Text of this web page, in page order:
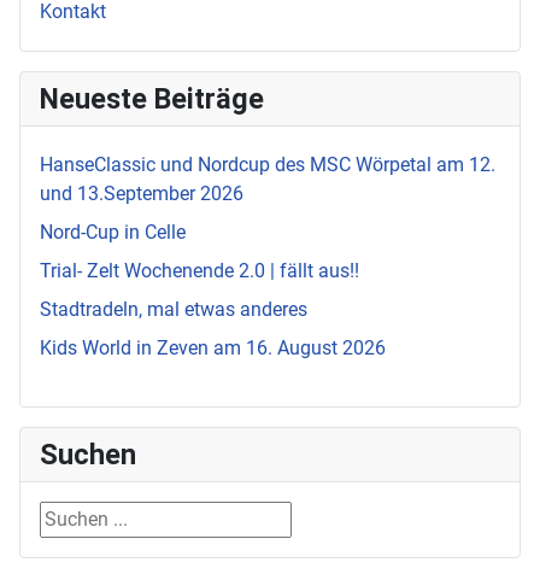
Kontakt
Neueste Beiträge
HanseClassic und Nordcup des MSC Wörpetal am 12.
und 13.September 2026
Nord-Cup in Celle
Trial- Zelt Wochenende 2.0 | fällt aus!!
Stadtradeln, mal etwas anderes
Kids World in Zeven am 16. August 2026
Suchen
Suchen ...